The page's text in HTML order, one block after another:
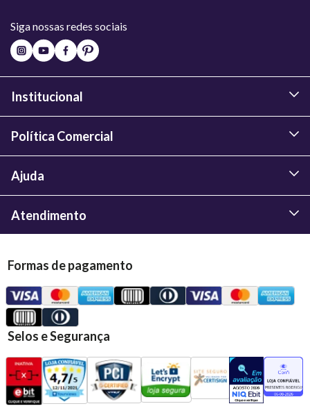
Siga nossas redes sociais
Institucional
Política Comercial
Ajuda
Atendimento
Formas de pagamento
Selos e Segurança